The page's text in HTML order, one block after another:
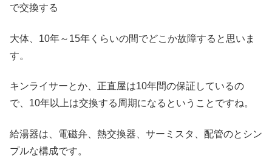
で交換する
大体、10年～15年くらいの間でどこか故障すると思いま
す。
キンライサーとか、正直屋は10年間の保証しているの
で、10年以上は交換する周期になるということですね。
給湯器は、電磁弁、熱交換器、サーミスタ、配管のとシン
プルな構成です。